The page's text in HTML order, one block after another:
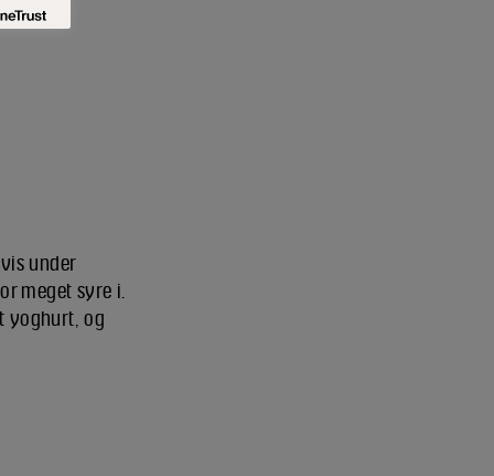
under
meget syre i.
yoghurt, og